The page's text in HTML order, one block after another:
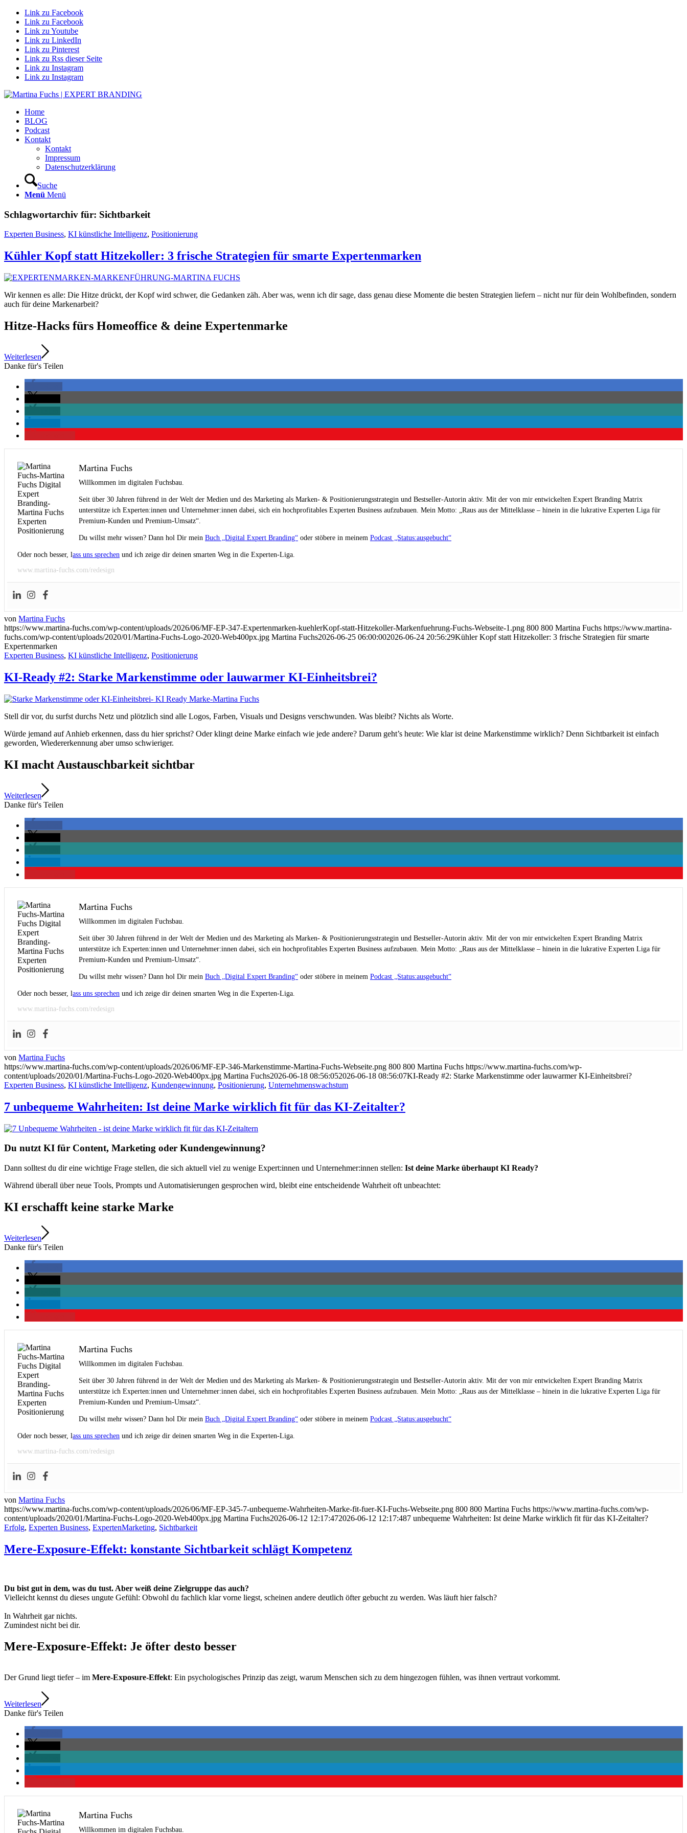
Link zu Facebook
Link zu Facebook
Link zu Youtube
Link zu LinkedIn
Link zu Pinterest
Link zu Rss dieser Seite
Link zu Instagram
Link zu Instagram
Home
BLOG
Podcast
Kontakt
Kontakt
Impressum
Datenschutzerklärung
Suche
Menü Menü
Schlagwortarchiv für: Sichtbarkeit
Experten Business, KI künstliche Intelligenz, Positionierung
Kühler Kopf statt Hitzekoller: 3 frische Strategien für smarte Expertenmarken
Wir kennen es alle: Die Hitze drückt, der Kopf wird schwer, die Gedanken zäh. Aber was, wenn ich dir sage, dass genau diese Momente die besten Strategien liefern – nicht nur für dein Wohlbefinden, sondern
auch für deine Markenarbeit?
Hitze-Hacks fürs Homeoffice & deine Expertenmarke
Weiterlesen
Danke für's Teilen
Martina Fuchs
Willkommen im digitalen Fuchsbau.
Seit über 30 Jahren führend in der Welt der Medien und des Marketing als Marken- & Positionierungsstrategin und Bestseller-Autorin aktiv. Mit der von mir entwickelten Expert Branding Matrix
unterstütze ich Experten:innen und Unternehmer:innen dabei, sich ein hochprofitables Experten Business aufzubauen. Mein Motto: „Raus aus der Mittelklasse – hinein in die lukrative Experten Liga für
Premium-Kunden und Premium-Umsatz“.
Du willst mehr wissen? Dann hol Dir mein Buch „Digital Expert Branding“ oder stöbere in meinem Podcast „Status:ausgebucht“
Oder noch besser, lass uns sprechen und ich zeige dir deinen smarten Weg in die Experten-Liga.
www.martina-fuchs.com/redesign
von Martina Fuchs
https://www.martina-fuchs.com/wp-content/uploads/2026/06/MF-EP-347-Expertenmarken-kuehlerKopf-statt-Hitzekoller-Markenfuehrung-Fuchs-Webseite-1.png 800 800 Martina Fuchs https://www.martina-
fuchs.com/wp-content/uploads/2020/01/Martina-Fuchs-Logo-2020-Web400px.jpg Martina Fuchs2026-06-25 06:00:002026-06-24 20:56:29Kühler Kopf statt Hitzekoller: 3 frische Strategien für smarte
Expertenmarken
Experten Business, KI künstliche Intelligenz, Positionierung
KI-Ready #2: Starke Markenstimme oder lauwarmer KI-Einheitsbrei?
Stell dir vor, du surfst durchs Netz und plötzlich sind alle Logos, Farben, Visuals und Designs verschwunden. Was bleibt? Nichts als Worte.
Würde jemand auf Anhieb erkennen, dass du hier sprichst? Oder klingt deine Marke einfach wie jede andere? Darum geht’s heute: Wie klar ist deine Markenstimme wirklich? Denn Sichtbarkeit ist einfach
geworden, Wiedererkennung aber umso schwieriger.
KI macht Austauschbarkeit sichtbar
Weiterlesen
Danke für's Teilen
Martina Fuchs
Willkommen im digitalen Fuchsbau.
Seit über 30 Jahren führend in der Welt der Medien und des Marketing als Marken- & Positionierungsstrategin und Bestseller-Autorin aktiv. Mit der von mir entwickelten Expert Branding Matrix
unterstütze ich Experten:innen und Unternehmer:innen dabei, sich ein hochprofitables Experten Business aufzubauen. Mein Motto: „Raus aus der Mittelklasse – hinein in die lukrative Experten Liga für
Premium-Kunden und Premium-Umsatz“.
Du willst mehr wissen? Dann hol Dir mein Buch „Digital Expert Branding“ oder stöbere in meinem Podcast „Status:ausgebucht“
Oder noch besser, lass uns sprechen und ich zeige dir deinen smarten Weg in die Experten-Liga.
www.martina-fuchs.com/redesign
von Martina Fuchs
https://www.martina-fuchs.com/wp-content/uploads/2026/06/MF-EP-346-Markenstimme-Martina-Fuchs-Webseite.png 800 800 Martina Fuchs https://www.martina-fuchs.com/wp-
content/uploads/2020/01/Martina-Fuchs-Logo-2020-Web400px.jpg Martina Fuchs2026-06-18 08:56:052026-06-18 08:56:07KI-Ready #2: Starke Markenstimme oder lauwarmer KI-Einheitsbrei?
Experten Business, KI künstliche Intelligenz, Kundengewinnung, Positionierung, Unternehmenswachstum
7 unbequeme Wahrheiten: Ist deine Marke wirklich fit für das KI-Zeitalter?
Du nutzt KI für Content, Marketing oder Kundengewinnung?
Dann solltest du dir eine wichtige Frage stellen, die sich aktuell viel zu wenige Expert:innen und Unternehmer:innen stellen: Ist deine Marke überhaupt KI Ready?
Während überall über neue Tools, Prompts und Automatisierungen gesprochen wird, bleibt eine entscheidende Wahrheit oft unbeachtet:
KI erschafft keine starke Marke
Weiterlesen
Danke für's Teilen
Martina Fuchs
Willkommen im digitalen Fuchsbau.
Seit über 30 Jahren führend in der Welt der Medien und des Marketing als Marken- & Positionierungsstrategin und Bestseller-Autorin aktiv. Mit der von mir entwickelten Expert Branding Matrix
unterstütze ich Experten:innen und Unternehmer:innen dabei, sich ein hochprofitables Experten Business aufzubauen. Mein Motto: „Raus aus der Mittelklasse – hinein in die lukrative Experten Liga für
Premium-Kunden und Premium-Umsatz“.
Du willst mehr wissen? Dann hol Dir mein Buch „Digital Expert Branding“ oder stöbere in meinem Podcast „Status:ausgebucht“
Oder noch besser, lass uns sprechen und ich zeige dir deinen smarten Weg in die Experten-Liga.
www.martina-fuchs.com/redesign
von Martina Fuchs
https://www.martina-fuchs.com/wp-content/uploads/2026/06/MF-EP-345-7-unbequeme-Wahrheiten-Marke-fit-fuer-KI-Fuchs-Webseite.png 800 800 Martina Fuchs https://www.martina-fuchs.com/wp-
content/uploads/2020/01/Martina-Fuchs-Logo-2020-Web400px.jpg Martina Fuchs2026-06-12 12:17:472026-06-12 12:17:487 unbequeme Wahrheiten: Ist deine Marke wirklich fit für das KI-Zeitalter?
Erfolg, Experten Business, ExpertenMarketing, Sichtbarkeit
Mere-Exposure-Effekt: konstante Sichtbarkeit schlägt Kompetenz
Du bist gut in dem, was du tust. Aber weiß deine Zielgruppe das auch?
Vielleicht kennst du dieses ungute Gefühl: Obwohl du fachlich klar vorne liegst, scheinen andere deutlich öfter gebucht zu werden. Was läuft hier falsch?
In Wahrheit gar nichts.
Zumindest nicht bei dir.
Mere-Exposure-Effekt: Je öfter desto besser
Der Grund liegt tiefer – im Mere-Exposure-Effekt: Ein psychologisches Prinzip das zeigt, warum Menschen sich zu dem hingezogen fühlen, was ihnen vertraut vorkommt.
Weiterlesen
Danke für's Teilen
Martina Fuchs
Willkommen im digitalen Fuchsbau.